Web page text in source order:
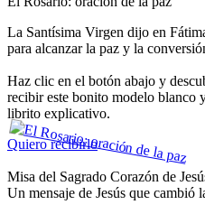
La Santísima Virgen dijo en
para alcanzar la paz y la
Haz clic en el botón abajo y
recibir este bonito modelo blanco
librito explicativo.
Quiero recibirlo
Misa del Sagrado Corazón de
Un mensaje de Jesús que cambió